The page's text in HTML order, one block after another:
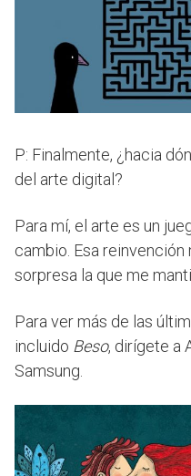
P: Finalmente, ¿hacia
del arte digital?
Para mí, el arte es un
cambio. Esa reinvención
sorpresa la que me
Para ver más de las
incluido Beso, dirígete a
Samsung.